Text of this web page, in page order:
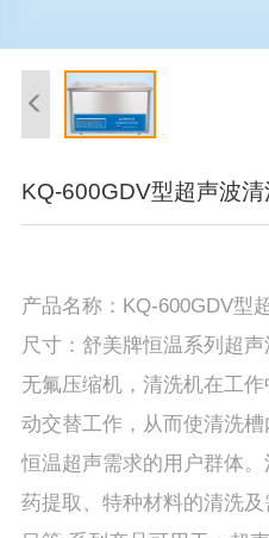
KQ-600GDV型超声波清
产品名称：KQ-600GDV型
尺寸：舒美牌恒温系列超
无氟压缩机，清洗机在工
动交替工作，从而使清洗
恒温超声需求的用户群体
药提取、特种材料的清洗